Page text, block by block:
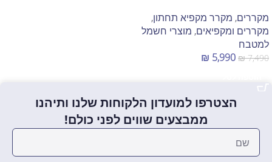
מקררים, מקרר מקפיא תחתון,
מקררים ומקפיאים, מוצרי חשמל
למטבח
₪7,490
₪ 5,990
הצטרפו למועדון הלקוחות שלנו ותיהנו
ממבצעים שווים לפני כולם!